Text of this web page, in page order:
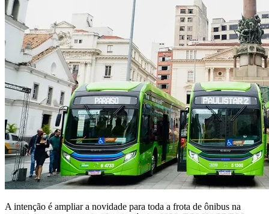
A intenção é ampliar a novidade para toda a frota de ônibus na